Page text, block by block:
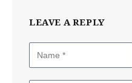
LEAVE A REPLY